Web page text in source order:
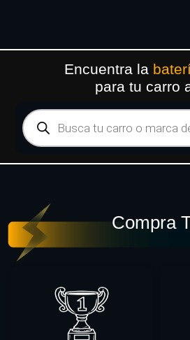
Encuentra la
para tu carro
Compra